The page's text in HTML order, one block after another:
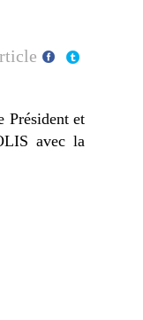
Président et
avec la